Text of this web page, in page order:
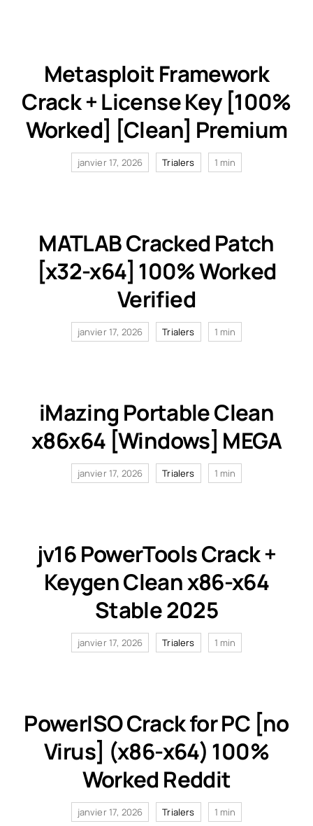
Metasploit Framework
Crack + License Key [100%
Worked] [Clean] Premium
janvier 17, 2026 Trialers 1 min
MATLAB Cracked Patch
[x32-x64] 100% Worked
Verified
janvier 17, 2026 Trialers 1 min
iMazing Portable Clean
x86x64 [Windows] MEGA
janvier 17, 2026 Trialers 1 min
jv16 PowerTools Crack +
Keygen Clean x86-x64
Stable 2025
janvier 17, 2026 Trialers 1 min
PowerISO Crack for PC [no
Virus] (x86-x64) 100%
Worked Reddit
janvier 17, 2026 Trialers 1 min